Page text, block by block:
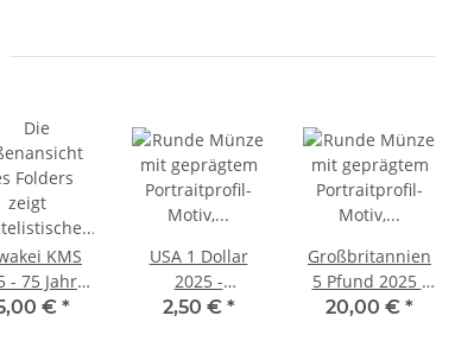
KMS
- 75 Jahre
POFIS€ *
USA 1 Dollar
2025 -
Sacagawea -
2,50 € *
Großbritannien
5 Pfund 2025 -
150 Years
20,00 € *